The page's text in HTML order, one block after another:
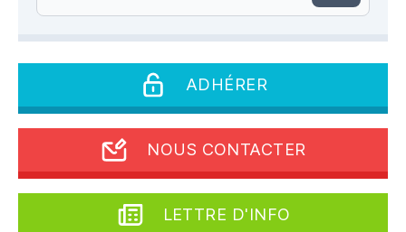
ADHÉRER
NOUS CONTACTER
LETTRE D'INFO